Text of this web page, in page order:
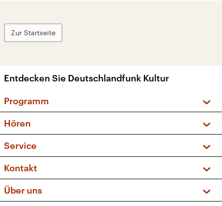
Zur Startseite
Entdecken Sie Deutschlandfunk Kultur
Programm
Sendungen und Podcasts
Musikliste
Kakadu – Das Kinderprogramm
Hören
Frequenzen (UKW + DAB+)
Service
FAQ
Apps
Newsletter
Kontakt
Social Media
Über uns